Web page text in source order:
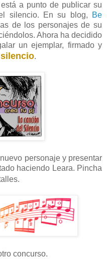
a punto de publicar su
silencio. En su blog,
Be
de los personajes de su
Ahora ha decidido
un ejemplar, firmado y
.
personaje y presentar
haciendo Leara. Pincha
concurso.